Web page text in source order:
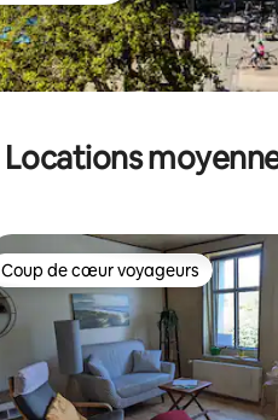
Locations
Coup de cœur voyageurs
Coup de cœur voyageurs